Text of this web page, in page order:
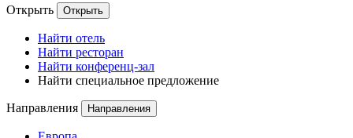
Открыть Открыть
Найти отель
Найти ресторан
Найти конференц-зал
Найти специальное предложение
Направления Направления